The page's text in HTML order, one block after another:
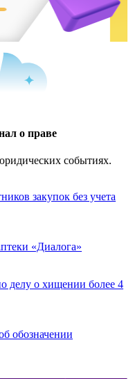
о праве
событиях.
закупок без учета
«Диалога»
делу о хищении более 4
обозначении